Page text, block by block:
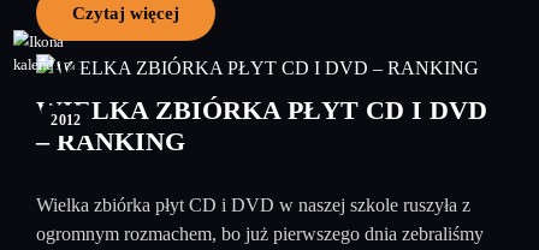
Czytaj więcej
04
2012
WIELKA ZBIÓRKA PŁYT CD I DVD
– RANKING
Wielka zbiórka płyt CD i DVD w naszej szkole ruszyła z
ogromnym rozmachem, bo już pierwszego dnia zebraliśmy